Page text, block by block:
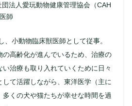
団法人愛玩動物健康管理協会（CAH
師
、小動物臨床獣医師として従事。
の高齢化が進んでいるため、治療の
治療も取り入れていくために日々
して活躍しながら、東洋医学（主に
くの犬や猫たちが幸せな時間を過